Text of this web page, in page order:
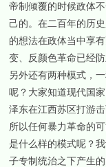
帝制倾覆的时候政体
己的。在二百年的历
的想法在政体当中享
变、反颜色革命已经
另外还有两种模式，
呢？大家知道现代国
泽东在江西苏区打游
所以任何暴力革命的
是什么样的模式呢？
子专制统治之下产生